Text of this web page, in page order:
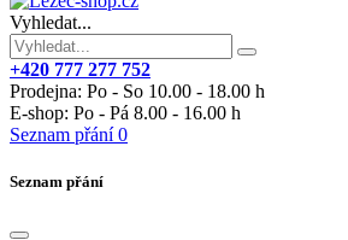
Vyhledat...
+420 777 277 752
Prodejna: Po - So 10.00 - 18.00 h
E-shop: Po - Pá 8.00 - 16.00 h
Seznam přání 0
Seznam přání